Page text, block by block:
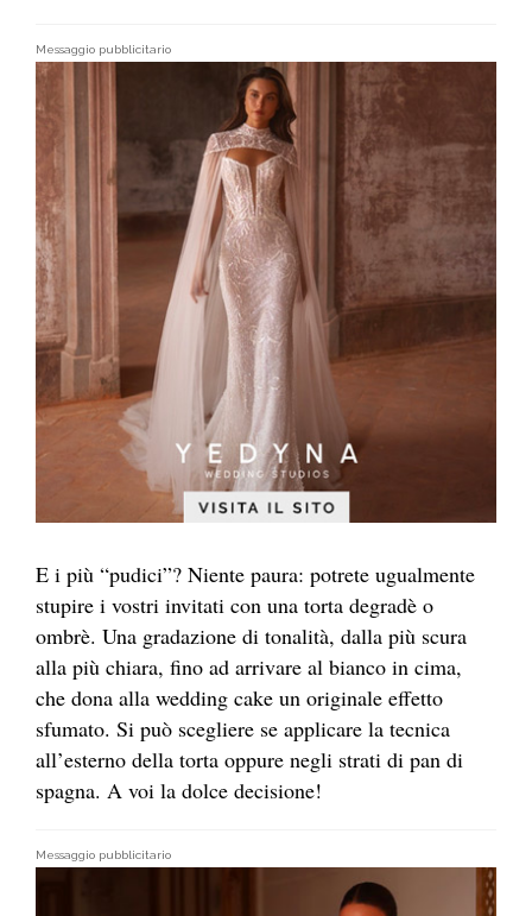
Messaggio pubblicitario
E i più “pudici”? Niente paura: potrete ugualmente
stupire i vostri invitati con una torta degradè o
ombrè. Una gradazione di tonalità, dalla più scura
alla più chiara, fino ad arrivare al bianco in cima,
che dona alla wedding cake un originale effetto
sfumato. Si può scegliere se applicare la tecnica
all’esterno della torta oppure negli strati di pan di
spagna. A voi la dolce decisione!
Messaggio pubblicitario